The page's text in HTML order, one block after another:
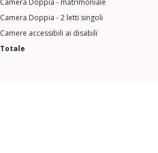
Camera Doppia - matrimoniale
Camera Doppia - 2 letti singoli
Camere accessibili ai disabili
Totale